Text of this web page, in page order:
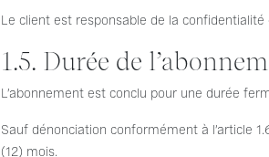
Le client est responsable de la
1.5. Durée de
L’abonnement est conclu pour une durée
Sauf dénonciation conformément à l’article
(12) mois.